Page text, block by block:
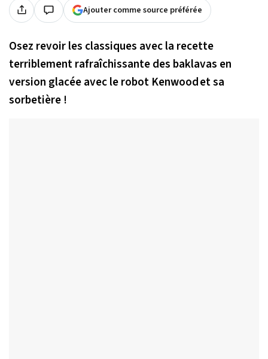
Ajouter comme source préférée
Osez revoir les classiques avec la recette
terriblement rafraîchissante des baklavas en
version glacée avec le robot Kenwood et sa
sorbetière !